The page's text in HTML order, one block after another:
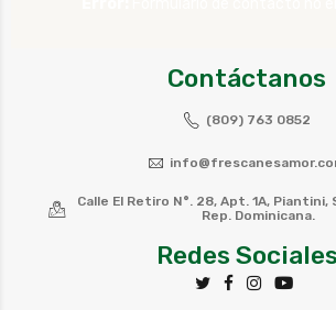
Contáctanos
(809) 763 0852
Calle El Retiro N°. 28, Apt. 1A, Piantini,
Rep. Dominicana.
Redes Sociales